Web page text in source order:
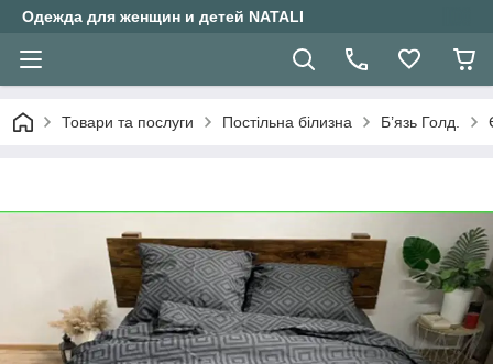
Одежда для женщин и детей NATALI
Товари та послуги Постільна білизна Б’язь Голд.